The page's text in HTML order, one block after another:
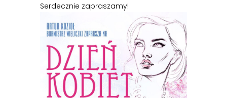
Serdecznie zapraszamy!